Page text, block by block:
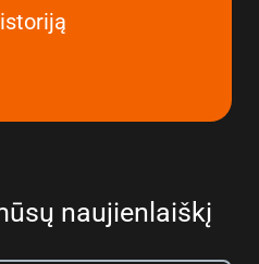
naujienlaiškį